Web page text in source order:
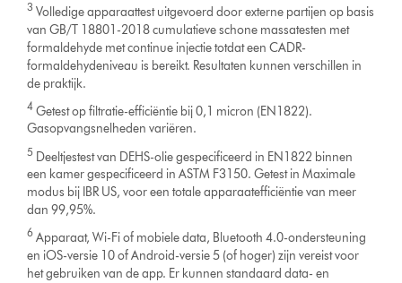
3 Volledige apparaattest uitgevoerd door externe partijen op basis
van GB/T 18801-2018 cumulatieve schone massatesten met
formaldehyde met continue injectie totdat een CADR-
formaldehydeniveau is bereikt. Resultaten kunnen verschillen in
de praktijk.
4 Getest op filtratie-efficiëntie bij 0,1 micron (EN1822).
Gasopvangsnelheden variëren.
5 Deeltjestest van DEHS-olie gespecificeerd in EN1822 binnen
een kamer gespecificeerd in ASTM F3150. Getest in Maximale
modus bij IBR US, voor een totale apparaatefficiëntie van meer
dan 99,95%.
6 Apparaat, Wi-Fi of mobiele data, Bluetooth 4.0-ondersteuning
en iOS-versie 10 of Android-versie 5 (of hoger) zijn vereist voor
het gebruiken van de app. Er kunnen standaard data- en